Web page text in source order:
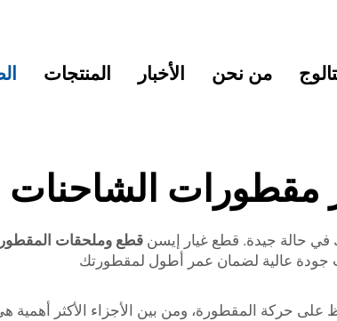
المنتجات الأخبار من نحن
مقطورات الشاحنات
حالة جيدة. قطع غيار إيسن قطع وملحقات
جودة عالية لضمان عمر أطول لمقطورتك
حركة المقطورة، ومن بين الأجزاء الأكثر أهمية هي